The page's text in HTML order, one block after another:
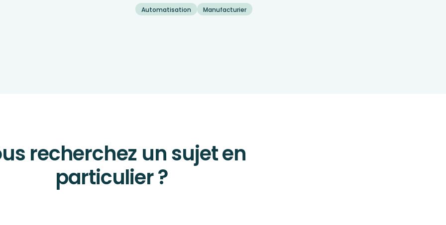
Automatisation Manufacturier
recherchez un sujet en
particulier ?